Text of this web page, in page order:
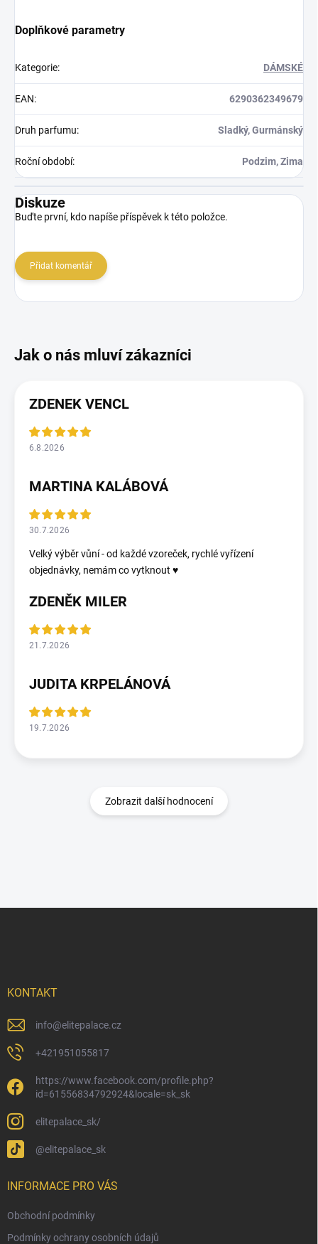
Doplňkové parametry
Kategorie: DÁMSKÉ
EAN: 6290362349679
Druh parfumu: Sladký, Gurmánský
Roční období: Podzim, Zima
Diskuze
Buďte první, kdo napíše příspěvek k této položce.
Přidat komentář
ZDENEK VENCL
6.8.2026
MARTINA KALÁBOVÁ
30.7.2026
Velký výběr vůní - od každé vzoreček, rychlé vyřízení
objednávky, nemám co vytknout ♥️
ZDENĚK MILER
21.7.2026
JUDITA KRPELÁNOVÁ
19.7.2026
Zobrazit další hodnocení
KONTAKT
info@elitepalace.cz
+421951055817
https://www.facebook.com/profile.php?
id=61556834792924&locale=sk_sk
elitepalace_sk/
@elitepalace_sk
INFORMACE PRO VÁS
Obchodní podmínky
Podmínky ochrany osobních údajů